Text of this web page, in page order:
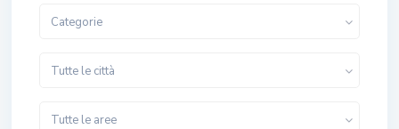
Categorie
Tutte le città
Tutte le aree